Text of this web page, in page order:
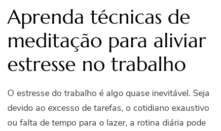
Aprenda técnicas de
meditação para aliviar
estresse no trabalho
O estresse do trabalho é algo quase inevitável. Seja
devido ao excesso de tarefas, o cotidiano exaustivo
ou falta de tempo para o lazer, a rotina diária pode